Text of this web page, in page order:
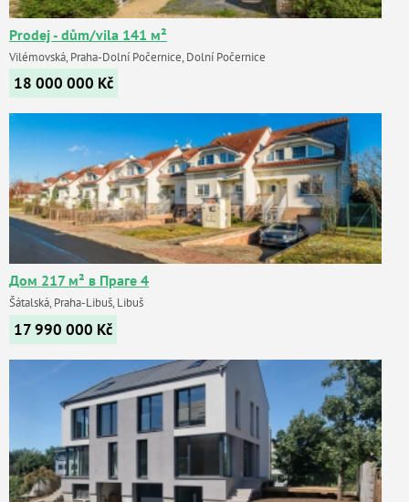
Prodej - dům/vila 141 м²
Vilémovská, Praha-Dolní Počernice, Dolní Počernice
18 000 000 Kč
Дом 217 м² в Праге 4
Šátalská, Praha-Libuš, Libuš
17 990 000 Kč